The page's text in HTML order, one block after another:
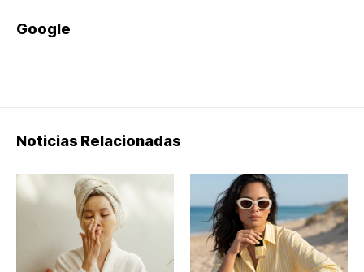
Google
Noticias Relacionadas